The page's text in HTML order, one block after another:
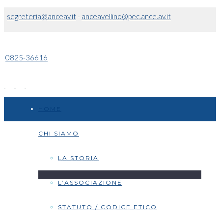
segreteria@anceav.it- anceavellino@pec.ance.av.it
0825-36616
CHI SIAMO
LA STORIA
L’ASSOCIAZIONE
STATUTO / CODICE ETICO